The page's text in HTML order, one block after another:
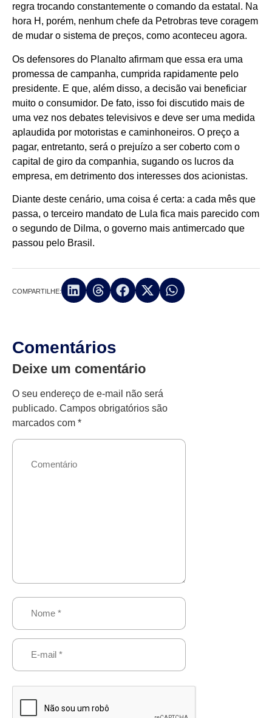
regra trocando constantemente o comando da estatal. Na
hora H, porém, nenhum chefe da Petrobras teve coragem
de mudar o sistema de preços, como aconteceu agora.
Os defensores do Planalto afirmam que essa era uma
promessa de campanha, cumprida rapidamente pelo
presidente. E que, além disso, a decisão vai beneficiar
muito o consumidor. De fato, isso foi discutido mais de
uma vez nos debates televisivos e deve ser uma medida
aplaudida por motoristas e caminhoneiros. O preço a
pagar, entretanto, será o prejuízo a ser coberto com o
capital de giro da companhia, sugando os lucros da
empresa, em detrimento dos interesses dos acionistas.
Diante deste cenário, uma coisa é certa: a cada mês que
passa, o terceiro mandato de Lula fica mais parecido com
o segundo de Dilma, o governo mais antimercado que
passou pelo Brasil.
COMPARTILHE:
Comentários
Deixe um comentário
O seu endereço de e-mail não será
publicado. Campos obrigatórios são
marcados com *